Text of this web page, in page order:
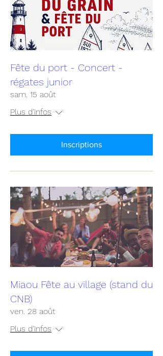
Fête du port - Concert -
régates junior
sam. 15 août
Plus d'infos
Inscriptions
Miaou Fête au village (stand du
CNB)
ven. 28 août
Plus d'infos